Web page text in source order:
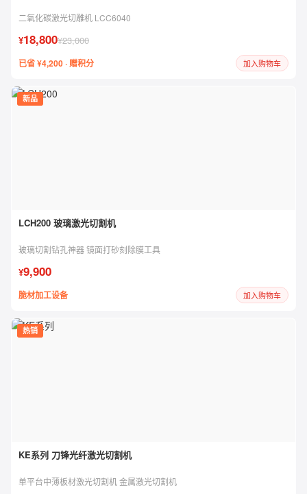
二氧化碳激光切雕机 LCC6040
¥18,800¥23,000
已省 ¥4,200 · 赠积分 加入购物车
新品
LCH200 玻璃激光切割机
玻璃切割钻孔神器 镜面打砂刻除膜工具
¥9,900
脆材加工设备 加入购物车
热销
KE系列 刀锋光纤激光切割机
单平台中薄板材激光切割机 金属激光切割机